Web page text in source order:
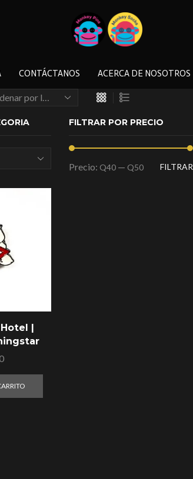
CONTÁCTANOS ACERCA DE NOSOTROS
FILTRAR POR PRECIO
FILTRAR
Precio: Q40— Q50
|